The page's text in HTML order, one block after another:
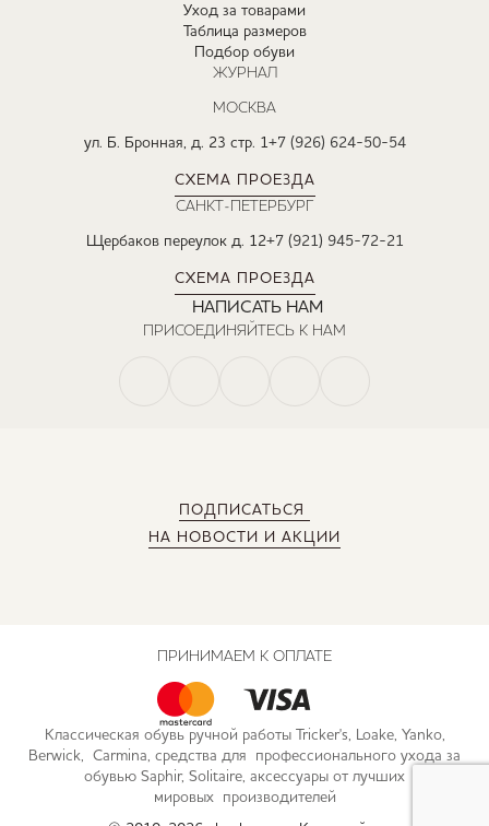
ПОДПИСАТЬСЯ
НА НОВОСТИ И АКЦИИ
Уход за товарами
Таблица размеров
Подбор обуви
ЖУРНАЛ
МОСКВА
ул. Б. Бронная, д. 23 стр. 1+7 (926) 624-50-54
СХЕМА ПРОЕЗДА
САНКТ-ПЕТЕРБУРГ
Щербаков переулок д. 12+7 (921) 945-72-21
СХЕМА ПРОЕЗДА
НАПИСАТЬ НАМ
ПРИСОЕДИНЯЙТЕСЬ К НАМ
Классическая обувь ручной работы Tricker's, Loake, Yanko,
Berwick, Carmina, средства для профессионального ухода за
обувью Saphir, Solitaire, аксессуары от лучших
мировых производителей
ПРИНИМАЕМ К ОПЛАТЕ